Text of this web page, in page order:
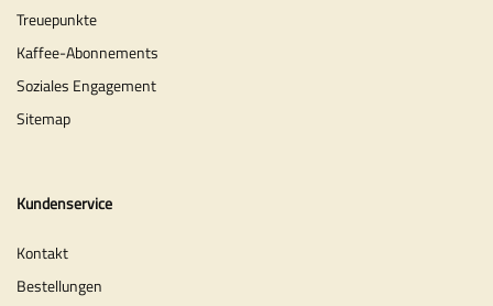
Treuepunkte
Kaffee-Abonnements
Soziales Engagement
Sitemap
Kundenservice
Kontakt
Bestellungen